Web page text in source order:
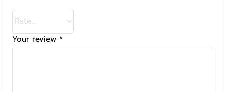
Your review *